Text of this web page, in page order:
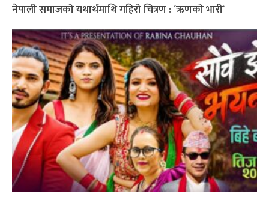
नेपाली समाजको यथार्थमाथि गहिरो चित्रण : ´ऋणको भारी`